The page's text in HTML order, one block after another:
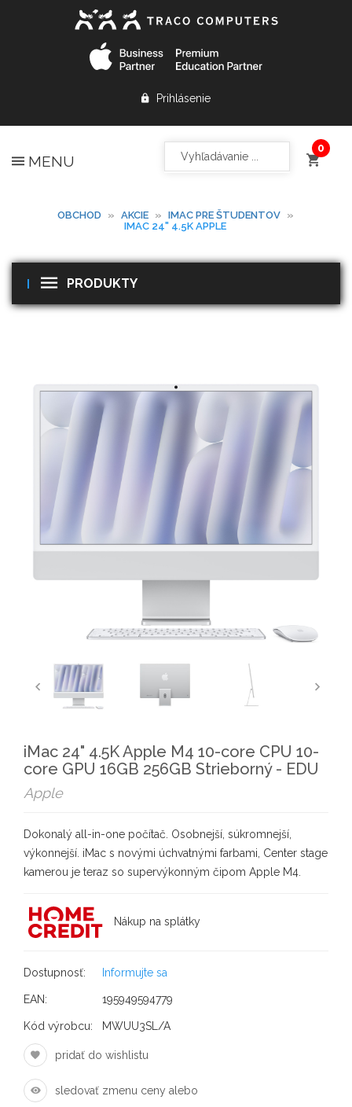
Prihlásenie
MENU
OBCHOD » AKCIE » IMAC PRE ŠTUDENTOV
»
IMAC 24" 4.5K APPLE
PRODUKTY
iMac 24" 4.5K Apple M4 10-core CPU 10-
core GPU 16GB 256GB Strieborný - EDU
Apple
Dokonalý all-in-one počítač. Osobnejší, súkromnejší,
výkonnejší. iMac s novými úchvatnými farbami, Center stage
kamerou je teraz so supervýkonným čipom Apple M4.
Nákup na splátky
Dostupnosť: Informujte sa
EAN: 195949594779
Kód výrobcu: MWUU3SL/A
pridať do wishlistu
sledovať zmenu ceny alebo